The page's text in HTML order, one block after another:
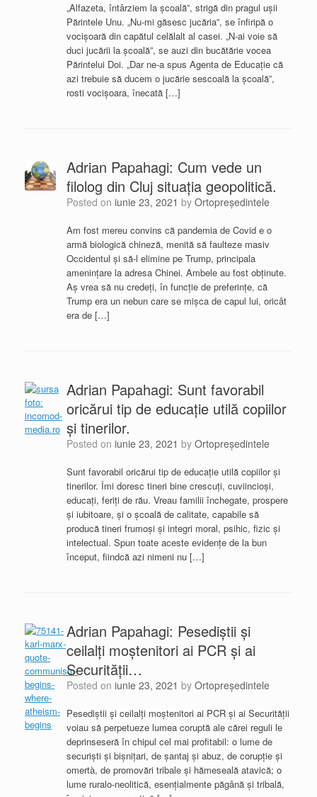
„Alfazeta, întârziem la școală”, strigă din pragul ușii
Părintele Unu. „Nu-mi găsesc jucăria”, se înfiripă o
vocișoară din capătul celălalt al casei. „N-ai voie să
duci jucării la școală”, se auzi din bucătărie vocea
Părintelui Doi. „Dar ne-a spus Agenta de Educație că
azi trebuie să ducem o jucărie sescoală la școală”,
rosti vocișoara, înecată […]
Adrian Papahagi: Cum vede un
filolog din Cluj situația geopolitică.
Posted on iunie 23, 2021 by Ortopreședintele
Am fost mereu convins că pandemia de Covid e o
armă biologică chineză, menită să faulteze masiv
Occidentul și să-l elimine pe Trump, principala
amenințare la adresa Chinei. Ambele au fost obținute.
Aș vrea să nu credeți, în funcție de preferințe, că
Trump era un nebun care se mișca de capul lui, oricât
era de […]
Adrian Papahagi: Sunt favorabil
oricărui tip de educație utilă copiilor
și tinerilor.
Posted on iunie 23, 2021 by Ortopreședintele
Sunt favorabil oricărui tip de educație utilă copiilor și
tinerilor. Îmi doresc tineri bine crescuți, cuviincioși,
educați, feriți de rău. Vreau familii închegate, prospere
și iubitoare, și o școală de calitate, capabile să
producă tineri frumoși și integri moral, psihic, fizic și
intelectual. Spun toate aceste evidențe de la bun
început, fiindcă azi nimeni nu […]
Adrian Papahagi: Pesediștii și
ceilalți moștenitori ai PCR și ai
Securității…
Posted on iunie 23, 2021 by Ortopreședintele
Pesediștii și ceilalți moștenitori ai PCR și ai Securității
voiau să perpetueze lumea coruptă ale cărei reguli le
deprinseseră în chipul cel mai profitabil: o lume de
securiști și bișnițari, de șantaj și abuz, de corupție și
omertà, de promovări tribale și hămeseală atavică; o
lume ruralo-neolitică, esențialmente păgână și tribală,